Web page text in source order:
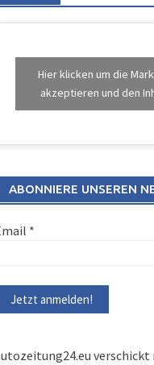
Hier klicken um die
akzeptieren und den
ABONNIERE UNSEREN
*